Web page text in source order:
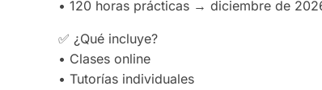
• 120 horas prácticas → diciembre de
✅ ¿Qué incluye?
• Clases online
• Tutorías individuales